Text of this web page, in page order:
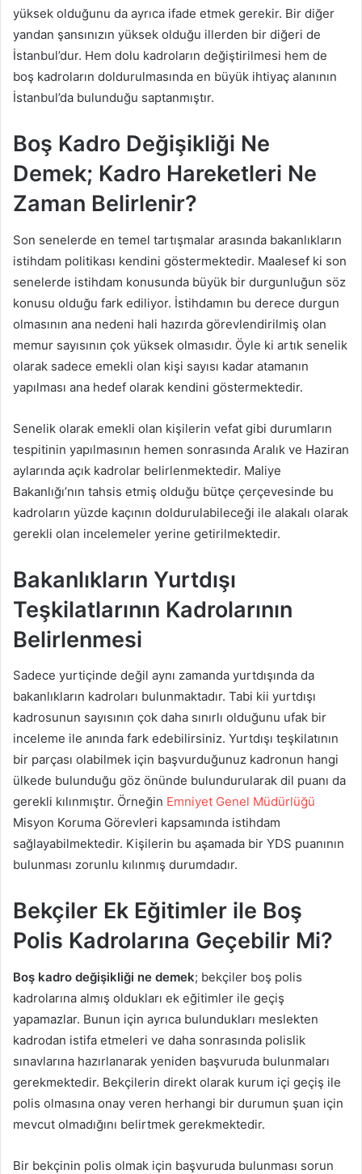
yüksek olduğunu da ayrıca ifade etmek gerekir. Bir diğer
yandan şansınızın yüksek olduğu illerden bir diğeri de
İstanbul’dur. Hem dolu kadroların değiştirilmesi hem de
boş kadroların doldurulmasında en büyük ihtiyaç alanının
İstanbul’da bulunduğu saptanmıştır.
Boş Kadro Değişikliği Ne
Demek; Kadro Hareketleri Ne
Zaman Belirlenir?
Son senelerde en temel tartışmalar arasında bakanlıkların
istihdam politikası kendini göstermektedir. Maalesef ki son
senelerde istihdam konusunda büyük bir durgunluğun söz
konusu olduğu fark ediliyor. İstihdamın bu derece durgun
olmasının ana nedeni hali hazırda görevlendirilmiş olan
memur sayısının çok yüksek olmasıdır. Öyle ki artık senelik
olarak sadece emekli olan kişi sayısı kadar atamanın
yapılması ana hedef olarak kendini göstermektedir.
Senelik olarak emekli olan kişilerin vefat gibi durumların
tespitinin yapılmasının hemen sonrasında Aralık ve Haziran
aylarında açık kadrolar belirlenmektedir. Maliye
Bakanlığı’nın tahsis etmiş olduğu bütçe çerçevesinde bu
kadroların yüzde kaçının doldurulabileceği ile alakalı olarak
gerekli olan incelemeler yerine getirilmektedir.
Bakanlıkların Yurtdışı
Teşkilatlarının Kadrolarının
Belirlenmesi
Sadece yurtiçinde değil aynı zamanda yurtdışında da
bakanlıkların kadroları bulunmaktadır. Tabi kii yurtdışı
kadrosunun sayısının çok daha sınırlı olduğunu ufak bir
inceleme ile anında fark edebilirsiniz. Yurtdışı teşkilatının
bir parçası olabilmek için başvurduğunuz kadronun hangi
ülkede bulunduğu göz önünde bulundurularak dil puanı da
gerekli kılınmıştır. Örneğin Emniyet Genel Müdürlüğü
Misyon Koruma Görevleri kapsamında istihdam
sağlayabilmektedir. Kişilerin bu aşamada bir YDS puanının
bulunması zorunlu kılınmış durumdadır.
Bekçiler Ek Eğitimler ile Boş
Polis Kadrolarına Geçebilir Mi?
Boş kadro değişikliği ne demek; bekçiler boş polis
kadrolarına almış oldukları ek eğitimler ile geçiş
yapamazlar. Bunun için ayrıca bulundukları meslekten
kadrodan istifa etmeleri ve daha sonrasında polislik
sınavlarına hazırlanarak yeniden başvuruda bulunmaları
gerekmektedir. Bekçilerin direkt olarak kurum içi geçiş ile
polis olmasına onay veren herhangi bir durumun şuan için
mevcut olmadığını belirtmek gerekmektedir.
Bir bekçinin polis olmak için başvuruda bulunması sorun